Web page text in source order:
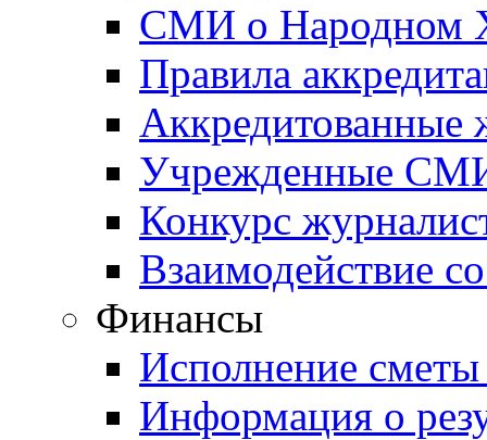
СМИ о Народном
Правила
Учрежденные
Конкурс
Взаимодействие
Финансы
Исполнение сметы
Информация о